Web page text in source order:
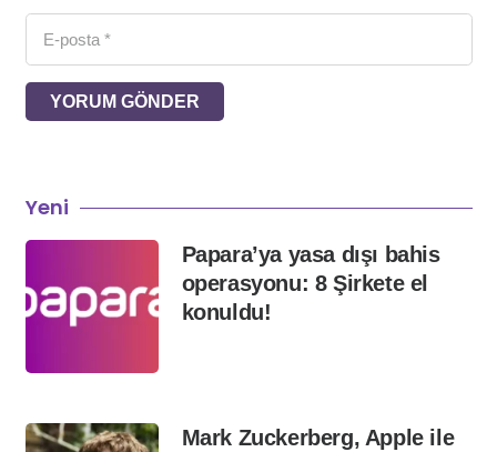
YORUM GÖNDER
Yeni
Papara’ya yasa dışı bahis
operasyonu: 8 Şirkete el
konuldu!
Mark Zuckerberg, Apple ile